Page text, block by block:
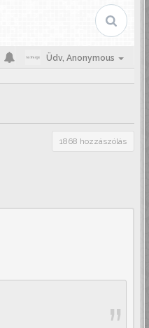
Üdv, Anonymous
1868 hozzászólás